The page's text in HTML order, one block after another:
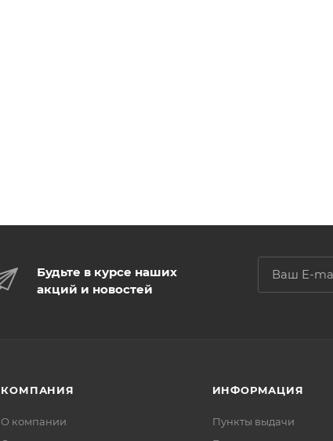
Будьте в курсе наших
акций и новостей
КОМПАНИЯ
О компании
ИНФОРМАЦИЯ
Пункты выдачи